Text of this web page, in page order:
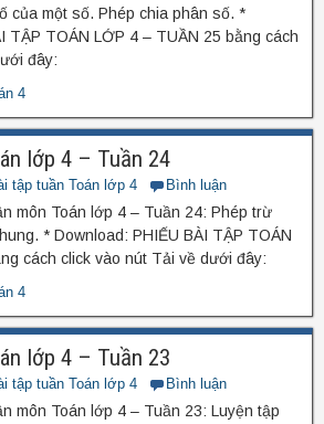
của một số. Phép chia phân số. *
TẬP TOÁN LỚP 4 – TUẦN 25 bằng cách
đây:
4
lớp 4 – Tuần 24
tập tuần Toán lớp 4 Bình luận
môn Toán lớp 4 – Tuần 24: Phép trừ
* Download: PHIẾU BÀI TẬP TOÁN
cách click vào nút Tải về dưới đây:
4
lớp 4 – Tuần 23
tập tuần Toán lớp 4 Bình luận
môn Toán lớp 4 – Tuần 23: Luyện tập